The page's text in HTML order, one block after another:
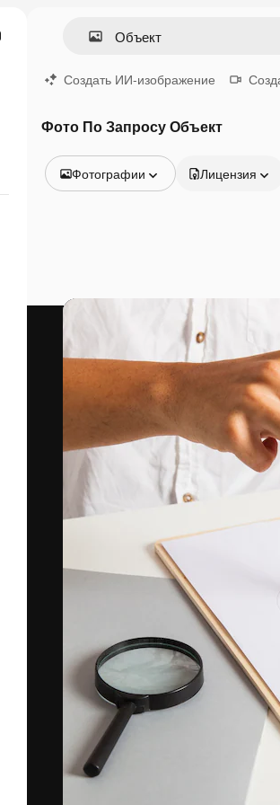
Создать ИИ-изображение
Фото По Запросу Объект
Фотографии
Видео
Моушн-дизайн
Иконки
3D-модели
Шрифты
Лицензия
Креативная платформа
ваших лучших работ.
подписчиков среди
предприятий, агентств и
Pусский